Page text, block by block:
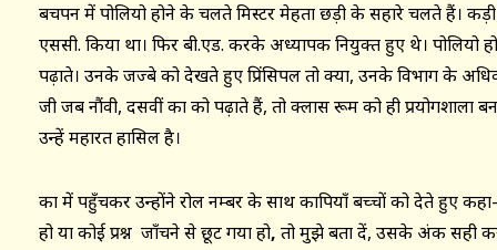
बचपन में पोलियो होने के चलते मिस्टर मेहता छड़ी के सहारे चलते हैं।
एससी. किया था। फिर बी.एड. करके अध्यापक नियुक्त हुए थे।
पढ़ाते। उनके जज्बे को देखते हुए प्रिंसिपल तो क्या, उनके विभाग के
जी जब नौंवी, दसवीं कक्षा को पढ़ाते हैं, तो क्लास रूम को ही प्रयोगशाला
उन्हें महारत हासिल है।
कक्षा में पहुँचकर उन्होंने रोल नम्बर के साथ कापियाँ बच्चों को देते हुए
हो या कोई प्रश्न जाँचने से छूट गया हो, तो मुझे बता दें, उसके अंक सही